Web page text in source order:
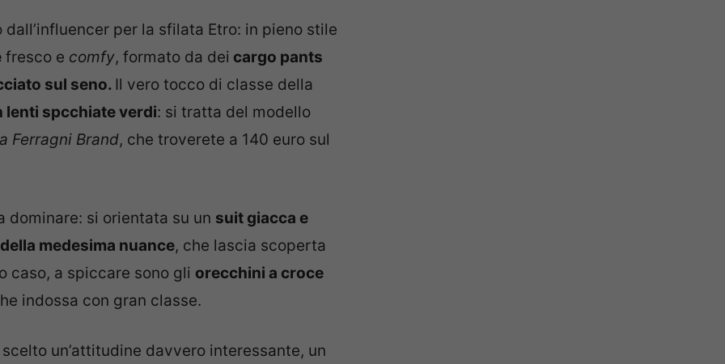
per la sfilata Etro: in pieno stile
fresco e comfy, formato da dei cargo pants
sul seno. Il vero tocco di classe della
lenti spcchiate verdi: si tratta del modello
Ferragni Brand, che troverete a 140 euro sul
dominare: si orientata su un suit giacca e
medesima nuance, che lascia scoperta
caso, a spiccare sono gli orecchini a croce
indossa con gran classe.
scelto un’attitudine davvero interessante, un